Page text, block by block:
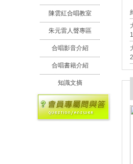
陳雲紅合唱教室
朱元雷人聲專區
合唱影音介紹
合唱書籍介紹
知識文摘